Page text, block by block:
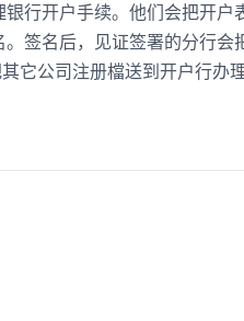
行开户手续。他们会把开户
签名后，见证签署的分行会
它公司注册檔送到开户行办理